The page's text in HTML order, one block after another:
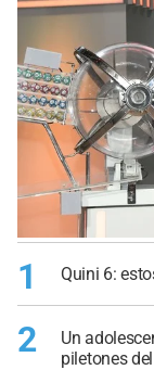
1 Quini 6:
2
Un
piletones